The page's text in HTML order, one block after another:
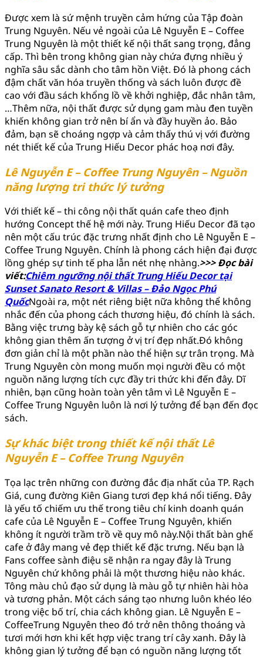
Được xem là sứ mệnh truyền cảm hứng của Tập đoàn
Trung Nguyên. Nếu vẻ ngoài của Lê Nguyễn E – Coffee
Trung Nguyên là một thiết kế nội thất sang trọng, đẳng
cấp. Thì bên trong không gian này chứa đựng nhiều ý
nghĩa sâu sắc dành cho tâm hồn Việt. Đó là phong cách
đậm chất văn hóa truyền thống và sách luôn được đề
cao với đầu sách khổng lồ về khởi nghiệp, đắc nhân tâm,
…Thêm nữa, nội thất được sử dụng gam màu đen tuyền
khiến không gian trở nên bí ẩn và đầy huyền ảo. Bảo
đảm, bạn sẽ choáng ngợp và cảm thấy thú vị với đường
nét thiết kế của Trung Hiếu Decor phác hoạ nơi đây.
Lê Nguyễn E – Coffee Trung Nguyên – Nguồn
năng lượng tri thức lý tưởng
Với thiết kế – thi công nội thất quán cafe theo định
hướng Concept thế hệ mới này. Trung Hiếu Decor đã tạo
nên một cấu trúc đặc trưng nhất định cho Lê Nguyễn E –
Coffee Trung Nguyên. Chính là phong cách hiện đại được
lồng ghép sự tinh tế pha lẫn nét nhẹ nhàng.>>> Đọc bài
viết:Chiêm ngưỡng nội thất Trung Hiếu Decor tại
Sunset Sanato Resort & Villas – Đảo Ngọc Phú
QuốcNgoài ra, một nét riêng biệt nữa không thể không
nhắc đến của phong cách thương hiệu, đó chính là sách.
Bằng việc trưng bày kệ sách gỗ tự nhiên cho các góc
không gian thêm ấn tượng ở vị trí đẹp nhất.Đó không
đơn giản chỉ là một phần nào thể hiện sự trân trọng. Mà
Trung Nguyên còn mong muốn mọi người đều có một
nguồn năng lượng tích cực đầy tri thức khi đến đây. Dĩ
nhiên, bạn cũng hoàn toàn yên tâm vì Lê Nguyễn E –
Coffee Trung Nguyên luôn là nơi lý tưởng để bạn đến đọc
sách.
Sự khác biệt trong thiết kế nội thất Lê
Nguyễn E – Coffee Trung Nguyên
Tọa lạc trên những con đường đắc địa nhất của TP. Rạch
Giá, cung đường Kiên Giang tươi đẹp khá nổi tiếng. Đây
là yếu tố chiếm ưu thế trong tiêu chí kinh doanh quán
cafe của Lê Nguyễn E – Coffee Trung Nguyên, khiến
không ít người trầm trồ về quy mô này.Nội thất bàn ghế
cafe ở đây mang vẻ đẹp thiết kế đặc trưng. Nếu bạn là
Fans coffee sành điệu sẽ nhận ra ngay đây là Trung
Nguyên chứ không phải là một thương hiệu nào khác.
Tông màu chủ đạo sử dụng là màu gỗ tự nhiên hài hòa
và tương phản. Một cách sáng tạo nhưng luôn khéo léo
trong việc bố trí, chia cách không gian. Lê Nguyễn E –
CoffeeTrung Nguyên theo đó trở nên thông thoáng và
tươi mới hơn khi kết hợp việc trang trí cây xanh. Đây là
không gian lý tưởng để bạn có nguồn năng lượng tốt